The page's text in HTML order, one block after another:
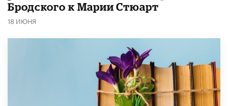
Бродского к Марии Стюарт
18 ИЮНЯ